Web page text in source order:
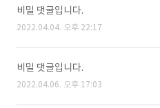
비밀 댓글입니다.
2022.04.04. 오후 22:17
비밀 댓글입니다.
2022.04.06. 오후 17:03